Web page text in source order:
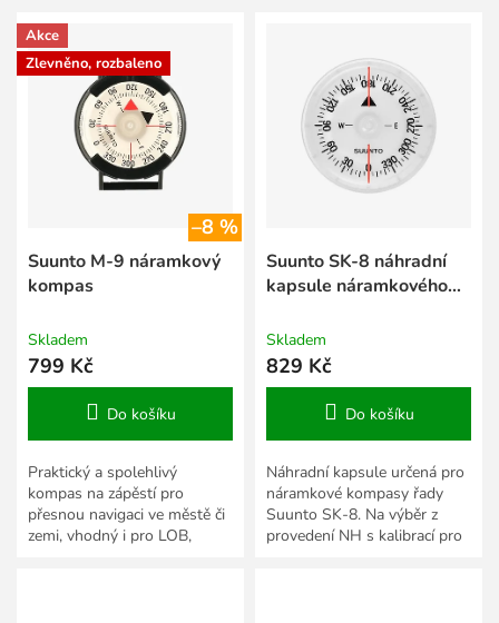
r
o
d
V
ýAkce
Zlevněno, rozbaleno
–8 %
Suunto M-9 náramkový
kompas
Skladem
799 Kč
Do košíku
Praktický a spolehlivý
kompas na zápěstí pro
přesnou navigaci ve městě či
zemi, vhodný i pro LOB,
Suunto SK-8 náhradní
kapsule náramkového
Skladem
829 Kč
Do košíku
Náhradní kapsule určená pro
náramkové kompasy řady
Suunto SK-8. Na výběr z
provedení NH s kalibrací pro